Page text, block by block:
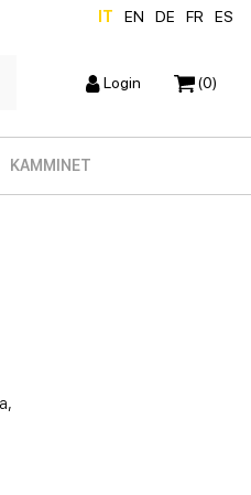
IT EN DE FR ES
Login (0)
KAMMINET